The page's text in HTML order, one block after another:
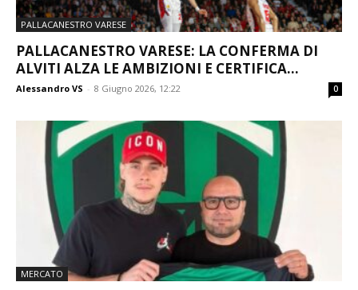
PALLACANESTRO VARESE
PALLACANESTRO VARESE: LA CONFERMA DI
ALVITI ALZA LE AMBIZIONI E CERTIFICA...
Alessandro VS - 8 Giugno 2026, 12:22 0
MERCATO